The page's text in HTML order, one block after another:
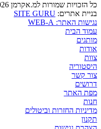
כל הזכויות שמורות למ.אקרמן 2026 ©
בניית אתרים: SITE GURU
נגישות האתר: WEB-A
עמוד הבית
מותגים
אודות
צוות
היסטוריה
צור קשר
דרושים
מפת האתר
חנות
מדיניות החזרות וביטולים
תקנון